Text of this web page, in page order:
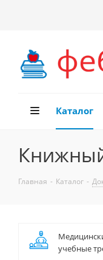
Каталог
Главная - Каталог -
учебные